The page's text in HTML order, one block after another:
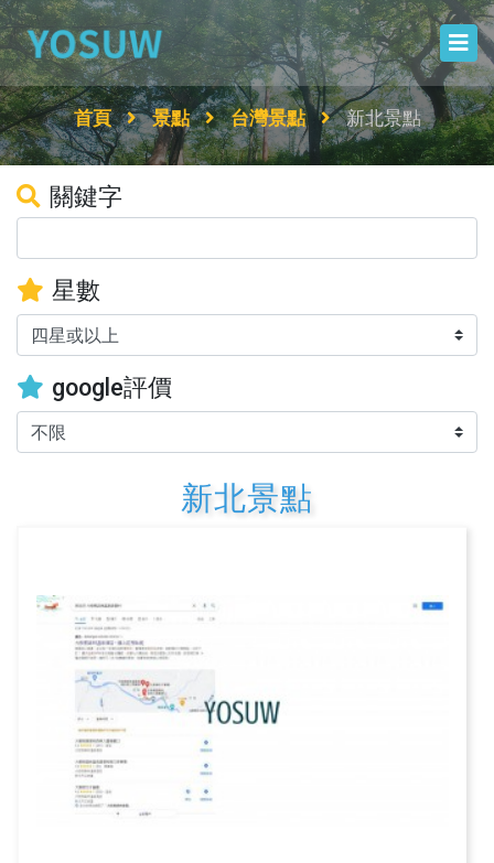
首頁 景點 台灣景點 新北景點
關鍵字
星數
google評價
新北景點